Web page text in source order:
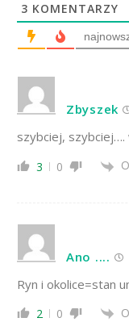
3 KOMENTARZY
Zbyszek
szybciej, szybciej….
3 0
Ano ....
Ryn i okolice=stan
2 0